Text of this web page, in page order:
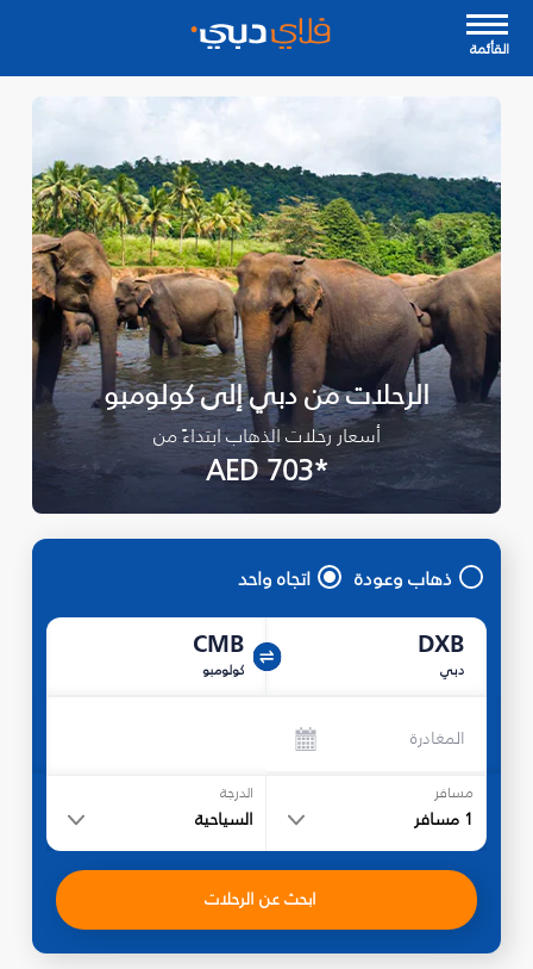
القأئمة
الرحلات من دبي إلى كولومبو
أسعار رحلات الذهاب ابتداءً من
*AED 703
ذهاب وعودة اتجاه واحد
DXB
دبي
CMB
كولومبو
المغادرة
مسافر
1 مسافر
الدرجة
السياحية
ابحث عن الرحلات